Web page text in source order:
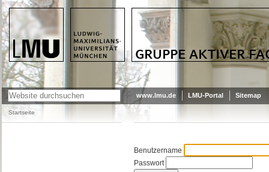
LMU - LUDWIG-MAXIMILIANS-
UNIVERSITÄT MÜNCHEN
GRUPPE AKTIVER FACHSCHAFTIKA
www.lmu.de LMU-Portal Sitemap
Startseite
Benutzername
Passwort